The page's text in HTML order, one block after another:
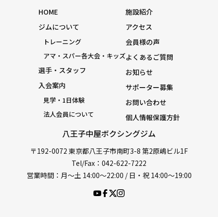
八王子中屋ボクシングジム
〒192-0072 東京都八王子市南町3-8 第2原嶋ビル1F
Tel/Fax：042-622-7222
営業時間：月〜土 14:00〜22:00 / 日・祝 14:00〜19:00
HOME
ジムについて
トレーニング
アマ・スパー各大会・キッズ
選手・スタッフ
入会案内
見学・1日体験
法人会員について
施設紹介
アクセス
会員様の声
よくあるご質問
お知らせ
サポーター募集
お問い合わせ
個人情報保護方針